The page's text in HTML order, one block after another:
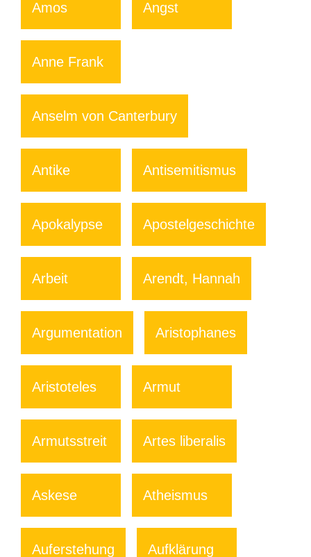
Amos Angst
Anne Frank
Anselm von Canterbury
Antike Antisemitismus
Apokalypse Apostelgeschichte
Arbeit Arendt, Hannah
Argumentation Aristophanes
Aristoteles Armut
Armutsstreit Artes liberalis
Askese Atheismus
Auferstehung Aufklärung